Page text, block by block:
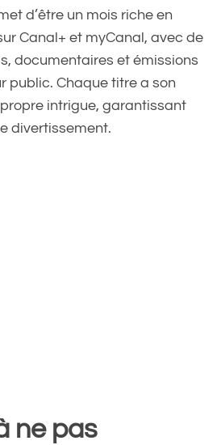
d’être un mois riche en
Canal+ et myCanal, avec de
documentaires et émissions
public. Chaque titre a son
intrigue, garantissant
divertissement.
ne pas